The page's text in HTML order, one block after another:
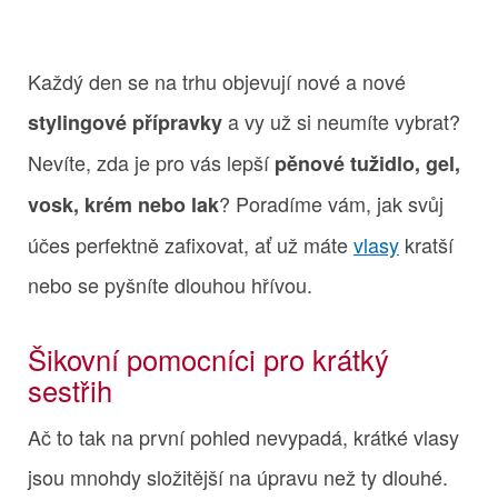
Každý den se na trhu objevují nové a nové
stylingové přípravkya vy už si neumíte vybrat?
Nevíte, zda je pro vás lepšípěnové tužidlo, gel,
vosk, krém nebo lak? Poradíme vám, jak svůj
účes perfektně zafixovat, ať už mátevlasy kratší
nebo se pyšníte dlouhou hřívou.
Šikovní pomocníci pro krátký
sestřih
Ač to tak na první pohled nevypadá, krátké vlasy
jsou mnohdy složitější na úpravu než ty dlouhé.